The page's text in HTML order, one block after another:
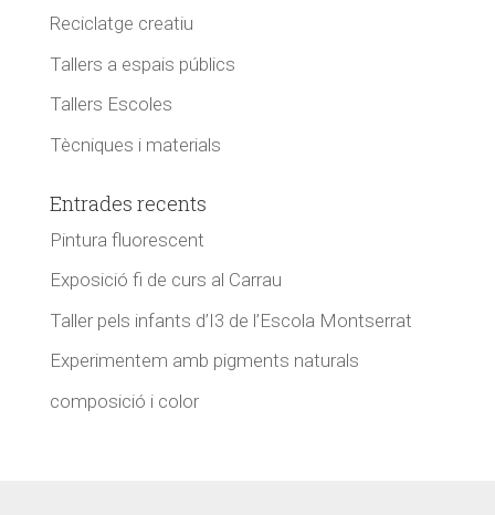
Reciclatge creatiu
Tallers a espais públics
Tallers Escoles
Tècniques i materials
Entrades recents
Pintura fluorescent
Exposició fi de curs al Carrau
Taller pels infants d’I3 de l’Escola Montserrat
Experimentem amb pigments naturals
composició i color